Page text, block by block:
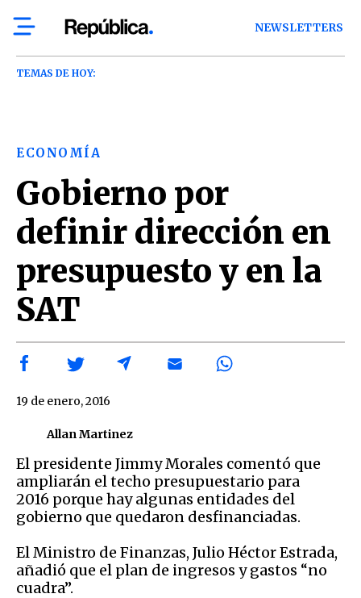
NEWSLETTERS
TEMAS DE HOY:
ECONOMÍA
Gobierno por
definir dirección en
presupuesto y en la
SAT
Allan Martinez
19 de enero, 2016
El presidente Jimmy Morales comentó que
ampliarán el techo presupuestario para
2016 porque hay algunas entidades del
gobierno que quedaron desfinanciadas.
El Ministro de Finanzas, Julio Héctor Estrada,
añadió que el plan de ingresos y gastos “no
cuadra”.